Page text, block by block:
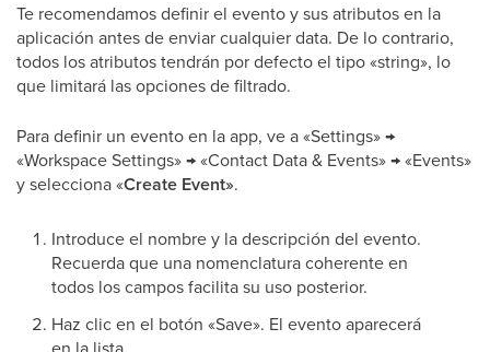
Te recomendamos definir el evento y sus atributos en la
aplicación antes de enviar cualquier data. De lo contrario,
todos los atributos tendrán por defecto el tipo «string», lo
que limitará las opciones de filtrado.
Para definir un evento en la app, ve a «Settings» →
«Workspace Settings» → «Contact Data & Events» → «Events»
y selecciona «Create Event».
Introduce el nombre y la descripción del evento.
Recuerda que una nomenclatura coherente en
todos los campos facilita su uso posterior.
Haz clic en el botón «Save». El evento aparecerá